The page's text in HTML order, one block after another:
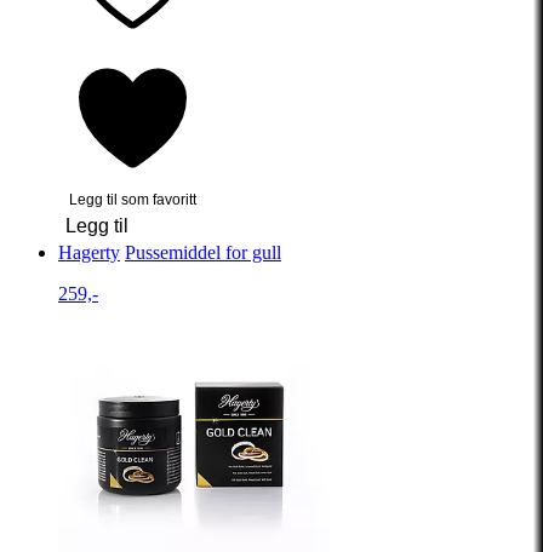
Legg til som favoritt
Legg til
Hagerty Pussemiddel for gull
259,-